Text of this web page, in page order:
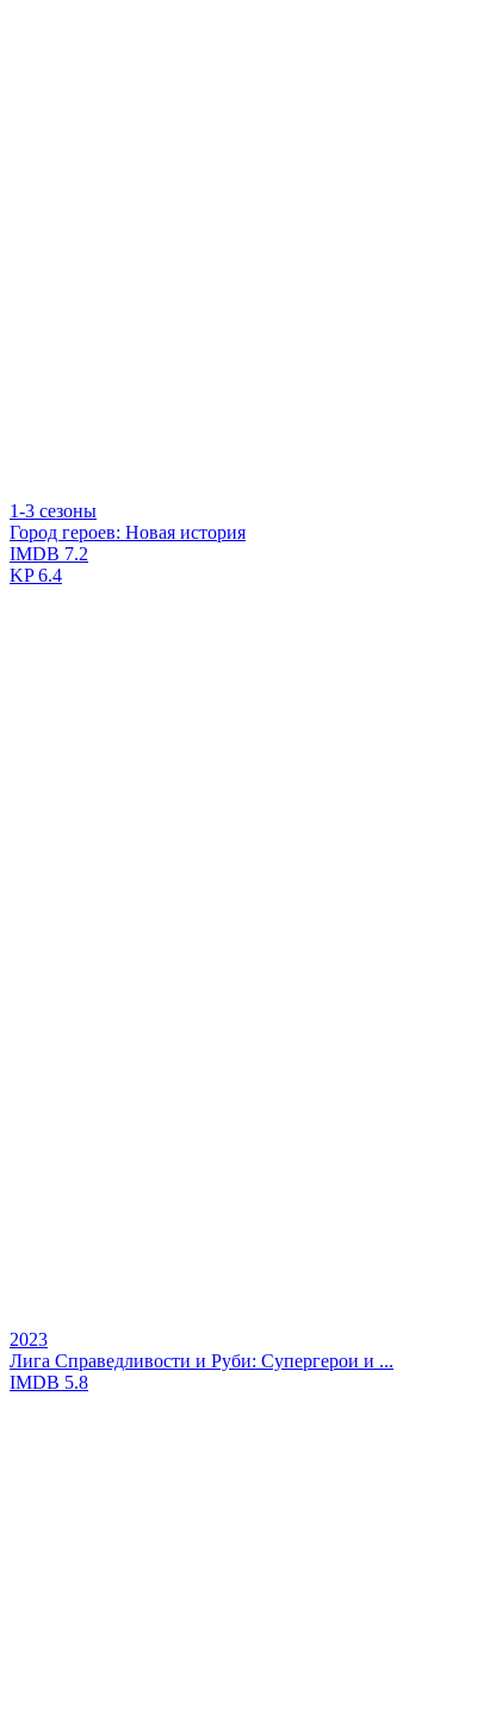
1-3 сезоны
Город героев: Новая история
IMDB 7.2
KP6.4
2023
Лига Справедливости и Руби: Супергерои и ...
IMDB 5.8